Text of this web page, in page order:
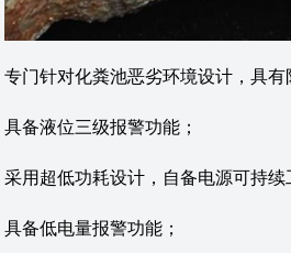
专门针对化粪池恶劣环境设计，具有
具备液位三级报警功能；
采用超低功耗设计，自备电源可持续
具备低电量报警功能；